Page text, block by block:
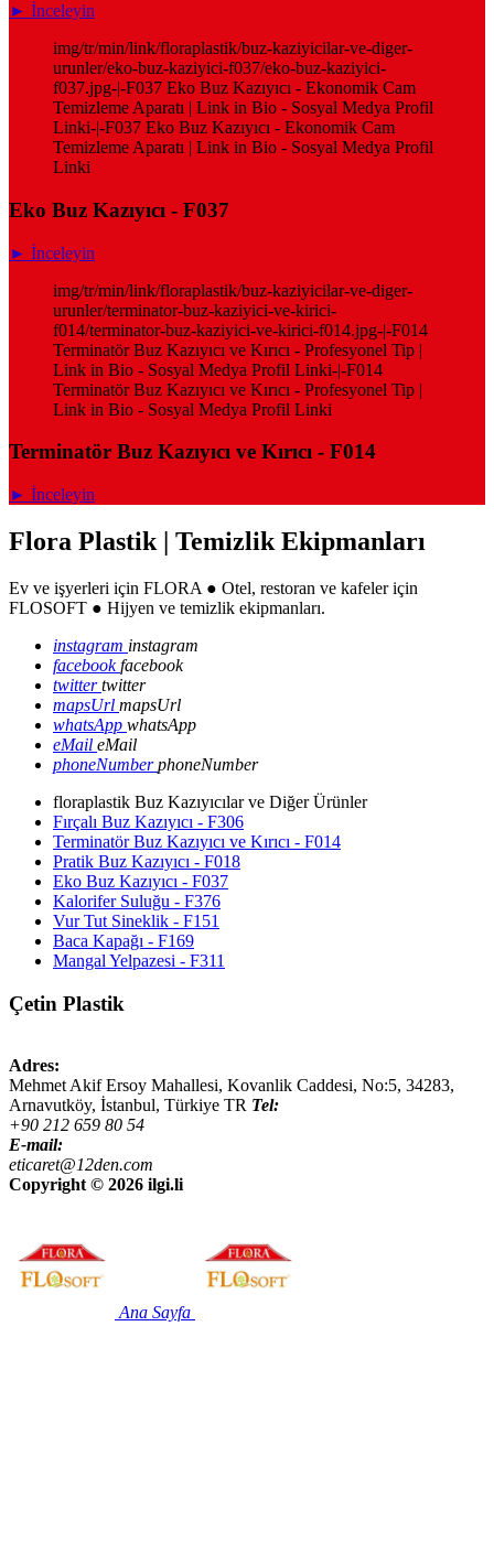
► İnceleyin
img/tr/min/link/floraplastik/buz-kaziyicilar-ve-diger-
urunler/eko-buz-kaziyici-f037/eko-buz-kaziyici-
f037.jpg-|-F037 Eko Buz Kazıyıcı - Ekonomik Cam
Temizleme Aparatı | Link in Bio - Sosyal Medya Profil
Linki-|-F037 Eko Buz Kazıyıcı - Ekonomik Cam
Temizleme Aparatı | Link in Bio - Sosyal Medya Profil
Linki
Eko Buz Kazıyıcı - F037
► İnceleyin
img/tr/min/link/floraplastik/buz-kaziyicilar-ve-diger-
urunler/terminator-buz-kaziyici-ve-kirici-
f014/terminator-buz-kaziyici-ve-kirici-f014.jpg-|-F014
Terminatör Buz Kazıyıcı ve Kırıcı - Profesyonel Tip |
Link in Bio - Sosyal Medya Profil Linki-|-F014
Terminatör Buz Kazıyıcı ve Kırıcı - Profesyonel Tip |
Link in Bio - Sosyal Medya Profil Linki
Terminatör Buz Kazıyıcı ve Kırıcı - F014
► İnceleyin
Flora Plastik | Temizlik Ekipmanları
Ev ve işyerleri için FLORA ● Otel, restoran ve kafeler için
FLOSOFT ● Hijyen ve temizlik ekipmanları.
instagram instagram
facebookfacebook
twittertwitter
mapsUrl mapsUrl
whatsApp whatsApp
eMail eMail
phoneNumberphoneNumber
floraplastik Buz Kazıyıcılar ve Diğer Ürünler
Fırçalı Buz Kazıyıcı - F306
Terminatör Buz Kazıyıcı ve Kırıcı - F014
Pratik Buz Kazıyıcı - F018
Eko Buz Kazıyıcı - F037
Kalorifer Suluğu - F376
Vur Tut Sineklik - F151
Baca Kapağı - F169
Mangal Yelpazesi - F311
Çetin Plastik
Adres:
Mehmet Akif Ersoy Mahallesi, Kovanlik Caddesi, No:5, 34283,
Arnavutköy, İstanbul, Türkiye TR Tel:
+90 212 659 80 54
E-mail:
eticaret@12den.com
Copyright © 2026 ilgi.li
Ana Sayfa